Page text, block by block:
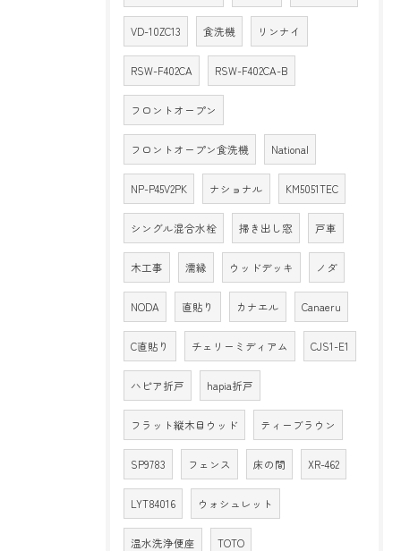
VD-10ZC13 食洗機 リンナイ
RSW-F402CA RSW-F402CA-B
フロントオープン
フロントオープン食洗機 National
NP-P45V2PK ナショナル KM5051TEC
シングル混合水栓 掃き出し窓 戸車
木工事 濡縁 ウッドデッキ ノダ
NODA 直貼り カナエル Canaeru
C直貼り チェリーミディアム CJS1-E1
ハピア折戸 hapia折戸
フラット縦木目ウッド ティーブラウン
SP9783 フェンス 床の間 XR-462
LYT84016 ウォシュレット
温水洗浄便座 TOTO